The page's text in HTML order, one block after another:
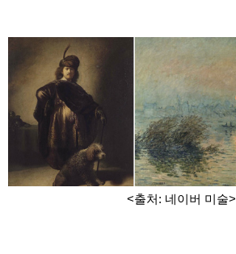
<출처: 네이버 미술>